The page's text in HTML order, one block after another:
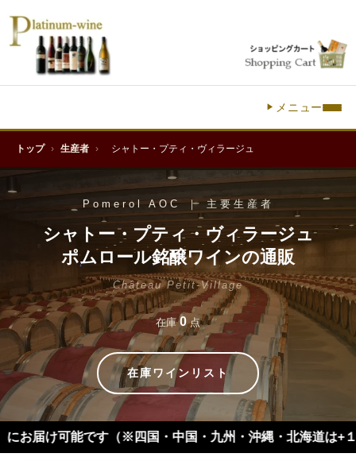
メニュー
トップ › 生産者 › シャトー・プティ・ヴィラージュ
Pomerol AOC ｜ 主要生産者
シャトー・プティ・ヴィラージュ
ポムロール銘醸ワインの通販
Château Petit-Village
在庫0点
在庫ワインリスト
※四国・中国・九州・沖縄・北海道は+１日 離島などは